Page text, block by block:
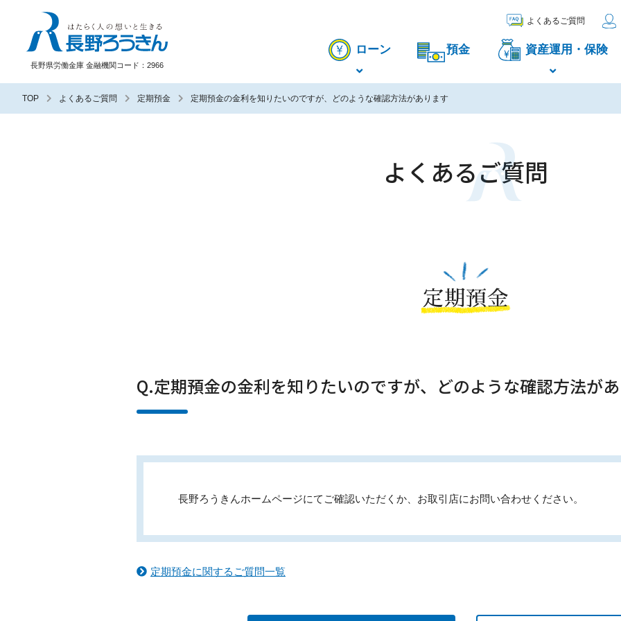
長野県労働金庫 金融機関コード：2966
ローン 預金 資産運用・保険
よくあるご質問
TOP よくあるご質問 定期預金 定期預金の金利を知りたいのですが、どのような確認方法があります
よくあるご質問
定期預金
Q.定期預金の金利を知りたいのですが、どのような確認方法が
長野ろうきんホームページにてご確認いただくか、お取引店にお問い合わせください。
定期預金に関するご質問一覧